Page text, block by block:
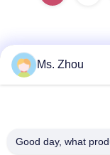
ঠিকানা
Ms. Zhou
Good day, what